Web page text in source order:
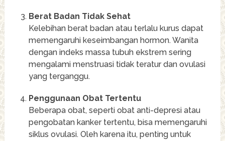
Berat Badan Tidak Sehat
Kelebihan berat badan atau terlalu kurus dapat
memengaruhi keseimbangan hormon. Wanita
dengan indeks massa tubuh ekstrem sering
mengalami menstruasi tidak teratur dan ovulasi
yang terganggu.
Penggunaan Obat Tertentu
Beberapa obat, seperti obat anti-depresi atau
pengobatan kanker tertentu, bisa memengaruhi
siklus ovulasi. Oleh karena itu, penting untuk